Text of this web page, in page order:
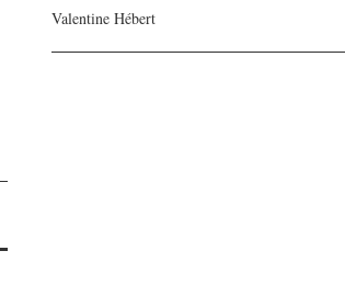
Valentine Hébert